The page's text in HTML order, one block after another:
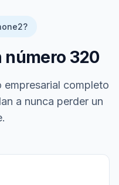
número 320
empresarial completo
a nunca perder un